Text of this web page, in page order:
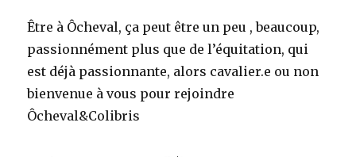
Être à Ôcheval, ça peut être un peu , beaucoup,
passionnément plus que de l’équitation, qui
est déjà passionnante, alors cavalier.e ou non
bienvenue à vous pour rejoindre
Ôcheval&Colibris